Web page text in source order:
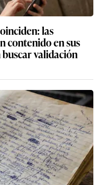
las
contenido en sus
validación